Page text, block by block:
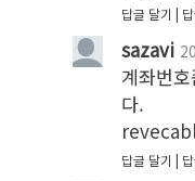
답글 달기
sazavi
계좌번
다.
답글 달기